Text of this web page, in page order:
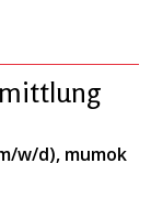
w/d), mumok